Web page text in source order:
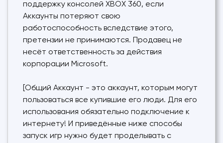
поддержку консолей XBOX 360, если
Аккаунты потеряют свою
работоспособность вследствие этого,
претензии не принимаются. Продавец не
несёт ответственность за действия
корпорации Microsoft.
[Общий Аккаунт - это аккаунт, которым могут
пользоваться все купившие его люди. Для его
использования обязательно подключение к
интернету! И приведённые ниже способы
запуск игр нужно будет проделывать с